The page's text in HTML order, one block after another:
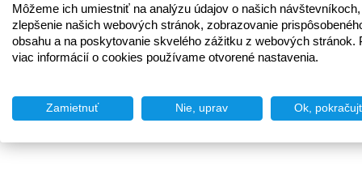
Môžeme ich umiestniť na analýzu údajov o našich
zlepšenie našich webových stránok, zobrazovanie
obsahu a na poskytovanie skvelého zážitku z webových stránok.
viac informácií o cookies používame otvorené nastavenia.
Zamietnuť Nie, uprav Ok,